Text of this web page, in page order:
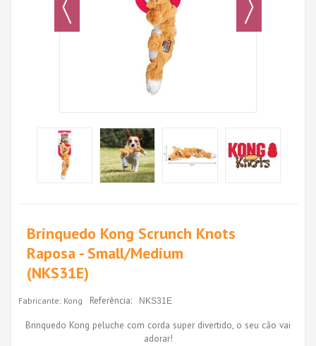
Brinquedo Kong Scrunch Knots
Raposa - Small/Medium
(NKS31E)
Fabricante: Kong Referência: NKS31E
Brinquedo Kong peluche com corda super divertido, o seu cão vai
adorar!